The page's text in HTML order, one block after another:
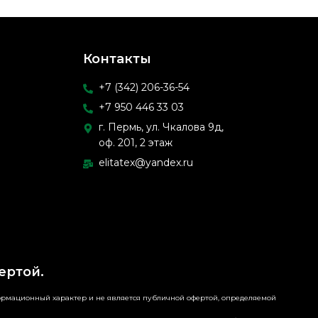
Контакты
+7 (342) 206-36-54
+7 950 446 33 03
г. Пермь, ул. Чкалова 9д,
оф. 201, 2 этаж
elitatex@yandex.ru
характер и не является публичной офертой, определяемой